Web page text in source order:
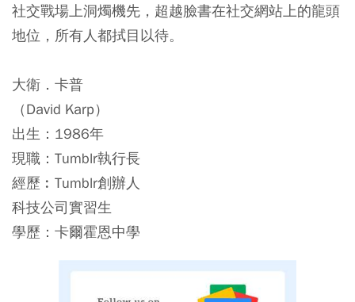
社交戰場上洞燭機先，超越臉書在社交網站上的龍頭
地位，所有人都拭目以待。
大衛．卡普
（David Karp）
出生：1986年
現職：Tumblr執行長
經歷︰Tumblr創辦人
科技公司實習生
學歷：卡爾霍恩中學